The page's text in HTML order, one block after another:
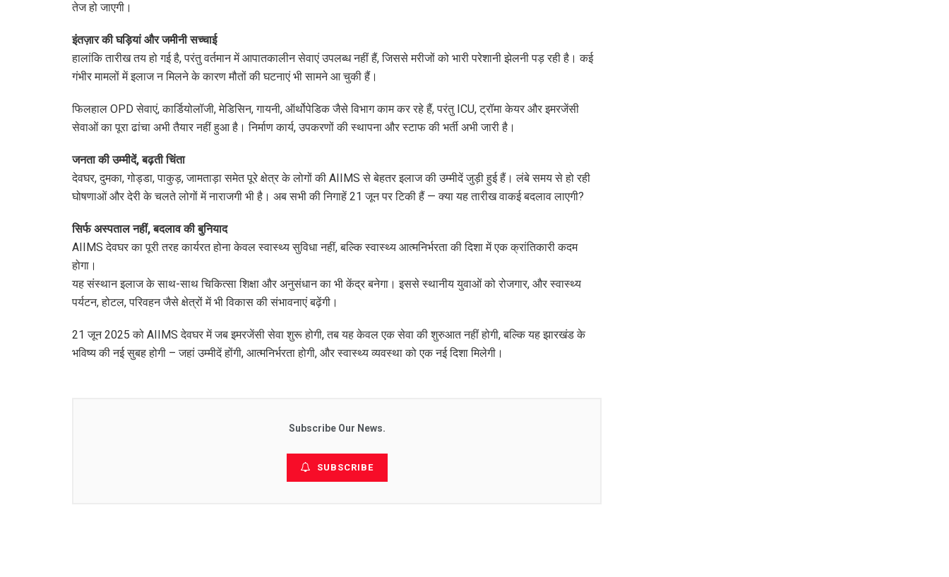
तेज हो जाएगी।
इंतज़ार की घड़ियां और जमीनी सच्चाई
हालांकि तारीख तय हो गई है, परंतु वर्तमान में आपातकालीन सेवाएं उपलब्ध नहीं हैं, जिससे मरीजों को भारी परेशानी झेलनी पड़ रही है। कई
गंभीर मामलों में इलाज न मिलने के कारण मौतों की घटनाएं भी सामने आ चुकी हैं।
फिलहाल OPD सेवाएं, कार्डियोलॉजी, मेडिसिन, गायनी, ऑर्थोपेडिक जैसे विभाग काम कर रहे हैं, परंतु ICU, ट्रॉमा केयर और इमरजेंसी
सेवाओं का पूरा ढांचा अभी तैयार नहीं हुआ है। निर्माण कार्य, उपकरणों की स्थापना और स्टाफ की भर्ती अभी जारी है।
जनता की उम्मीदें, बढ़ती चिंता
देवघर, दुमका, गोड्डा, पाकुड़, जामताड़ा समेत पूरे क्षेत्र के लोगों की AIIMS से बेहतर इलाज की उम्मीदें जुड़ी हुई हैं। लंबे समय से हो रही
घोषणाओं और देरी के चलते लोगों में नाराजगी भी है। अब सभी की निगाहें 21 जून पर टिकी हैं — क्या यह तारीख वाकई बदलाव लाएगी?
सिर्फ अस्पताल नहीं, बदलाव की बुनियाद
AIIMS देवघर का पूरी तरह कार्यरत होना केवल स्वास्थ्य सुविधा नहीं, बल्कि स्वास्थ्य आत्मनिर्भरता की दिशा में एक क्रांतिकारी कदम
होगा।
यह संस्थान इलाज के साथ-साथ चिकित्सा शिक्षा और अनुसंधान का भी केंद्र बनेगा। इससे स्थानीय युवाओं को रोजगार, और स्वास्थ्य
पर्यटन, होटल, परिवहन जैसे क्षेत्रों में भी विकास की संभावनाएं बढ़ेंगी।
21 जून 2025 को AIIMS देवघर में जब इमरजेंसी सेवा शुरू होगी, तब यह केवल एक सेवा की शुरुआत नहीं होगी, बल्कि यह झारखंड के
भविष्य की नई सुबह होगी – जहां उम्मीदें होंगी, आत्मनिर्भरता होगी, और स्वास्थ्य व्यवस्था को एक नई दिशा मिलेगी।
Subscribe Our News.
SUBSCRIBE